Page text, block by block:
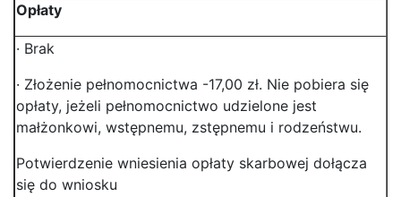
Opłaty
· Brak
· Złożenie pełnomocnictwa -17,00 zł. Nie pobiera się
opłaty, jeżeli pełnomocnictwo udzielone jest
małżonkowi, wstępnemu, zstępnemu i rodzeństwu.
Potwierdzenie wniesienia opłaty skarbowej dołącza
się do wniosku